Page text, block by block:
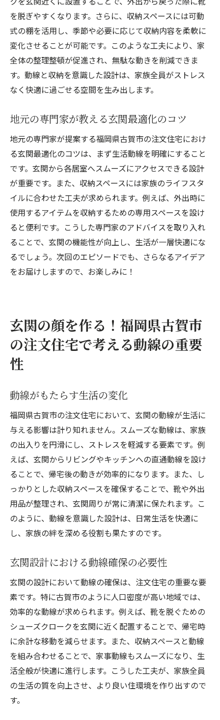
変わりゆく玄関設計の潮流
動線設計がもたらす家族団らんの時間
を脱ぎやすくなります。さらに、収納スペースには可動
式の棚を活用し、季節や必要に応じて収納内容を柔軟に
変化させることが可能です。このような工夫により、家
全体の整理整頓が促進され、無駄な動きを削減できま
す。動線と収納を意識した設計は、家族全員がストレス
なく快適に過ごせる空間を生み出します。
地元の専門家が教える玄関最適化のコツ
地元の専門家が提案する福岡県古賀市の注文住宅におけ
る玄関最適化のコツは、まず生活動線を明確にすること
です。玄関から各居室へスムーズにアクセスできる設計
が重要です。また、収納スペースには家族のライフスタ
イルに合わせた工夫が求められます。例えば、外出時に
使用するアイテムを収納するための専用スペースを設け
ると便利です。こうした専門家のアドバイスを取り入れ
ることで、玄関の機能性が向上し、生活が一層快適にな
るでしょう。次回のエピソードでも、さらなるアイデア
をお届けしますので、お楽しみに！
玄関の顔を作る！福岡県古賀市
の注文住宅で考える動線の重要
性
動線がもたらす生活の変化
福岡県古賀市の注文住宅において、玄関の動線が生活に
与える影響は計り知れません。スムーズな動線は、家族
の出入りを円滑にし、ストレスを軽減する要素です。例
えば、玄関からリビングやキッチンへの直通動線を設け
ることで、帰宅後の動きが効率的になります。また、し
っかりとした収納スペースを確保することで、靴や外出
用品が整理され、玄関周りが常に清潔に保たれます。こ
のように、動線を意識した設計は、日常生活を快適に
し、家族の絆を深める役割も果たすのです。
玄関設計における動線確保の必要性
玄関の設計において動線の確保は、注文住宅の重要な要
素です。特に古賀市のように人口密度が高い地域では、
効率的な動線が求められます。例えば、靴を脱ぐための
シューズクロークを玄関に近く配置することで、帰宅時
に余計な移動を減らせます。また、収納スペースと動線
を組み合わせることで、家事動線もスムーズになり、生
活全般が快適に進行します。こうした工夫が、家族全員
の生活の質を向上させ、より良い住環境を作り出すので
す。